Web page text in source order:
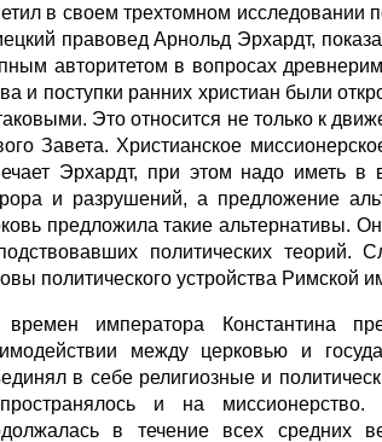
в своем трехтомном исследовании
правовед Арнольд Эрхардт,
авторитетом в вопросах
и поступки ранних христиан были
Это относится не только к
Завета. Христианское
Эрхардт, при этом надо иметь в
и разрушений, а предложение
предложила такие альтернативы.
политических теорий.
политического устройства Римской
императора Константина
между церковью и
в себе религиозные и
и на
в течение всех средних